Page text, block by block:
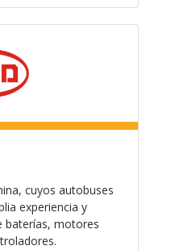
cuyos autobuses
experiencia y
baterías, motores